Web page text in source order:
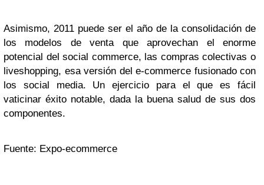
Asimismo, 2011 puede ser el año de la consolidación de
los modelos de venta que aprovechan el enorme
potencial del social commerce, las compras colectivas o
liveshopping, esa versión del e-commerce fusionado con
los social media. Un ejercicio para el que es fácil
vaticinar éxito notable, dada la buena salud de sus dos
componentes.
Fuente: Expo-ecommerce